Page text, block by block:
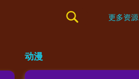
更多资源
动漫